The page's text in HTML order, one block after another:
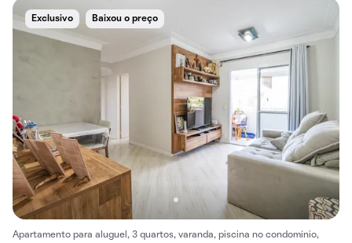
Exclusivo Baixou o preço
Apartamento para aluguel, 3 quartos, varanda, piscina no condomínio,